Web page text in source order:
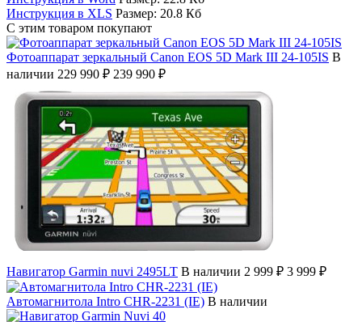
Инструкция в XLS Размер: 20.8 Кб
С этим товаром покупают
Фотоаппарат зеркальный Canon EOS 5D Mark III 24-105IS В
наличии 229 990 ₽ 239 990 ₽
Навигатор Garmin nuvi 2495LT В наличии 2 999 ₽ 3 999 ₽
Автомагнитола Intro CHR-2231 (IE) В наличии